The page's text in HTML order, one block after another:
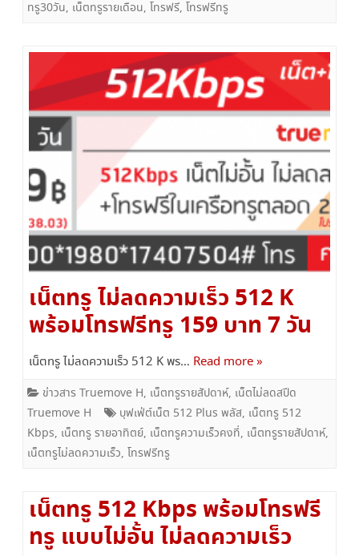
ทรู30วัน, เน็ตทรูรายเดือน, โทรฟรี, โทรฟรีทรู
เน็ตทรู ไม่ลดความเร็ว 512 K
พร้อมโทรฟรีทรู 159 บาท 7 วัน
เน็ตทรู ไม่ลดความเร็ว 512 K พร… Read more »
ข่าวสาร Truemove H, เน็ตทรูรายสัปดาห์, เน็ตไม่ลดสปีด
Truemove H
บุฟเฟ่ต์เน็ต 512 Plus พลัส, เน็ตทรู 512
Kbps, เน็ตทรู รายอาทิตย์, เน็ตทรูความเร็วคงที่, เน็ตทรูรายสัปดาห์,
เน็ตทรูไม่ลดความเร็ว, โทรฟรีทรู
เน็ตทรู 512 Kbps พร้อมโทรฟรี
ทรู แบบไม่อั้น ไม่ลดความเร็ว